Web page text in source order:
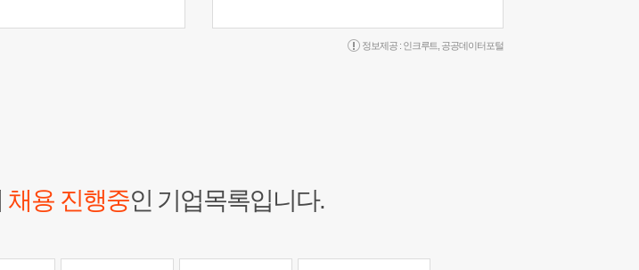
정보제공 : 인크루트 공공데이터포털
채용 진행중인 기업목록입니다.